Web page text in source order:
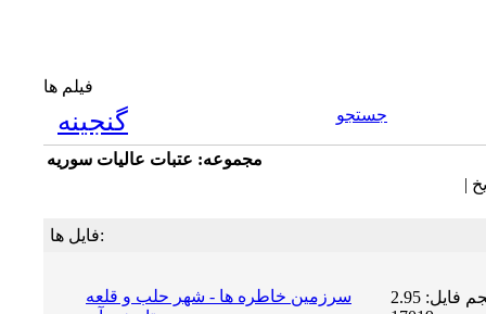
فیلم ها
گنجینه جستجو
مجموعه: عتبات عاليات سوريه
|
فایل ها:
سرزمين خاطره ها - شهر حلب و قلعه
حجم فایل: 2.95 MB | دریافت ها: